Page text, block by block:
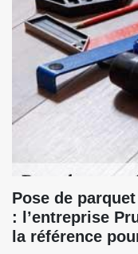
Pose de
: l’entreprise
la référence